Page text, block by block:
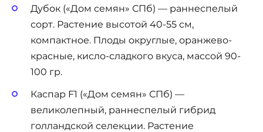
Дубок («Дом семян» СПб) — раннеспелый
сорт. Растение высотой 40-55 см,
компактное. Плоды округлые, оранжево-
красные, кисло-сладкого вкуса, массой 90-
100 гр.
Каспар F1 («Дом семян» СПб) —
великолепный, раннеспелый гибрид
голландской селекции. Растение